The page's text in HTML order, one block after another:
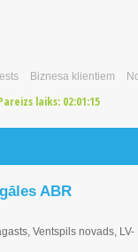
Biznesa klientiem
laiks: 02:01:16
ABR
Ventspils novads, LV-